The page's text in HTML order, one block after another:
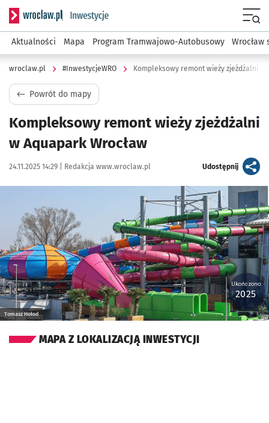
Serwis informacyjny wroclaw.pl podserwis:
Aktualności Mapa Program Tramwajowo-Autobusowy Wrocław
wroclaw.pl #InwestycjeWRO Kompleksowy remont wieży zjeżdżalni w
Powrót do mapy
Kompleksowy remont wieży zjeżdżalni
w Aquapark Wrocław
Data publikacji:
24.11.2025 14:29 | Autor:
Redakcja www.wroclaw.pl Udostępnijartykuł
Tomasz Hołod
Ukończono:
2025
MAPA Z LOKALIZACJĄ INWESTYCJI